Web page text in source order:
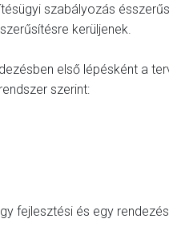
szabályozás
kerüljenek.
első lépésként a
szerint:
fejlesztési és egy